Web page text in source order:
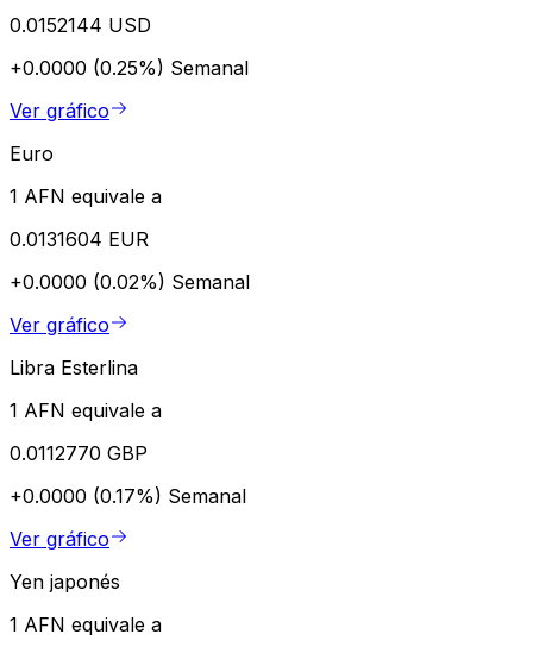
0.0152144 USD
+0.0000 (0.25%) Semanal
Ver gráfico
Euro
1 AFN equivale a
0.0131604 EUR
+0.0000 (0.02%) Semanal
Ver gráfico
Libra Esterlina
1 AFN equivale a
0.0112770 GBP
+0.0000 (0.17%) Semanal
Ver gráfico
Yen japonés
1 AFN equivale a